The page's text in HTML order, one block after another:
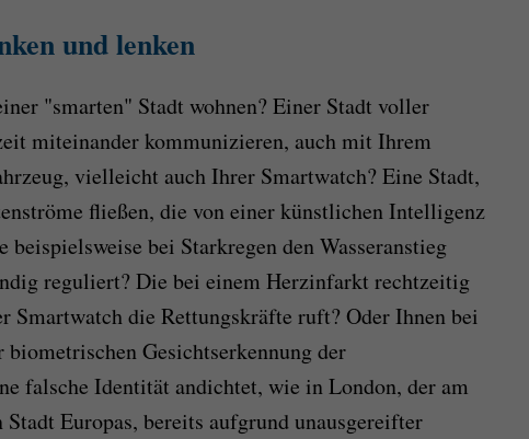
und lenken
"smarten" Stadt wohnen? Einer Stadt voller
miteinander kommunizieren, auch mit Ihrem
vielleicht auch Ihrer Smartwatch? Eine Stadt,
fließen, die von einer künstlichen Intelligenz
beispielsweise bei Starkregen den Wasseranstieg
reguliert? Die bei einem Herzinfarkt rechtzeitig
Smartwatch die Rettungskräfte ruft? Oder Ihnen bei
Gesichtserkennung der
falsche Identität andichtet, wie in London, der am
Stadt Europas, bereits aufgrund unausgereifter